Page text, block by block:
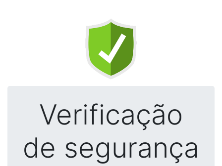
Verificação
de segurança